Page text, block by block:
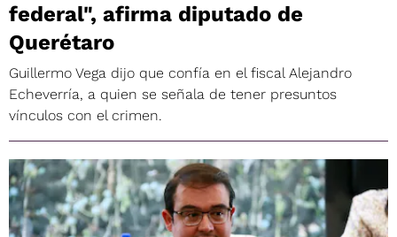
federal", afirma diputado de
Querétaro
Guillermo Vega dijo que confía en el fiscal Alejandro
Echeverría, a quien se señala de tener presuntos
vínculos con el crimen.